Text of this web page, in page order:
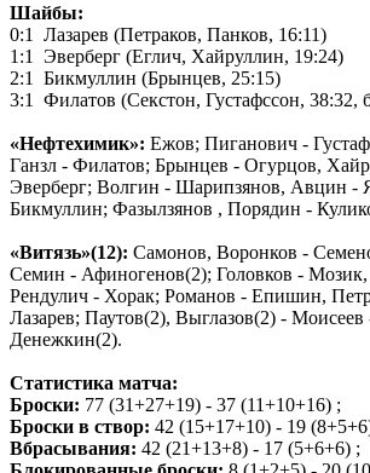
Шайбы:
0:1 Лазарев (Петраков, Панков, 16:11)
1:1 Эверберг (Еглич, Хайруллин, 19:24)
2:1 Бикмуллин (Брынцев, 25:15)
3:1 Филатов (Секстон, Густафссон, 38:32,
«Нефтехимик»: Ежов; Пиганович -
Ганзл - Филатов; Брынцев - Огурцов,
Эверберг; Волгин - Шарипзянов, Авцин -
Бикмуллин; Фазылзянов , Порядин -
«Витязь»(12): Самонов, Воронков -
Семин - Афиногенов(2); Головков -
Рендулич - Хорак; Романов - Епишин,
Лазарев; Паутов(2), Выглазов(2) - Моисеев
Денежкин(2).
Статистика матча:
Броски: 77 (31+27+19) - 37 (11+10+16) ;
Броски в створ: 42 (15+17+10) - 19
Вбрасывания: 42 (21+13+8) - 17 (5+6+6) ;